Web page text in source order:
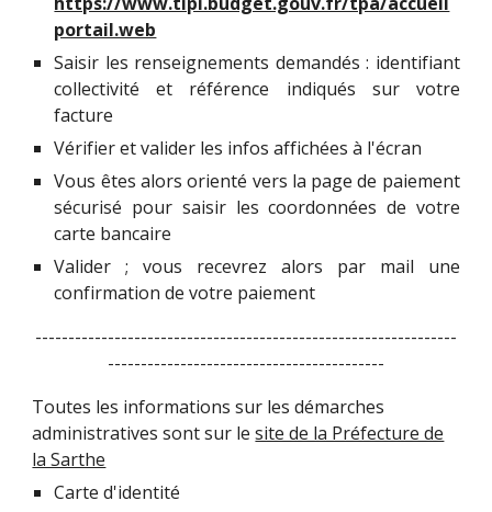
portail.web
Saisir les renseignements demandés : identifiant
collectivité et référence indiqués sur votre
facture
Vérifier et valider les infos affichées à l'écran
Vous êtes alors orienté vers la page de paiement
sécurisé pour saisir les coordonnées de votre
carte bancaire
Valider ; vous recevrez alors par mail une
confirmation de votre paiement
----------------------------------------------------------------
------------------------------------------
Toutes les informations sur les démarches
administratives sont sur lesite de la Préfecture de
la Sarthe
Carte d'identité